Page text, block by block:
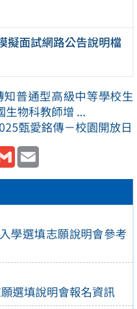
學選填志願說明會參考
選填說明會報名資訊
擬面試網路公告說明檔
知普通型高級中等學校生
物科教師增 ...
甄愛銘傳－校園開放日
Gmail